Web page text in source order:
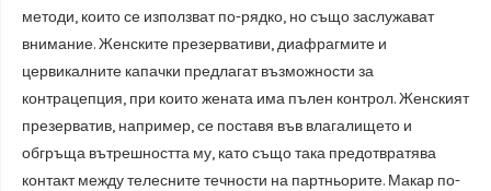
методи, които се използват по-рядко, но също заслужават
внимание. Женските презервативи, диафрагмите и
цервикалните капачки предлагат възможности за
контрацепция, при които жената има пълен контрол. Женският
презерватив, например, се поставя във влагалището и
обгръща вътрешността му, като също така предотвратява
контакт между телесните течности на партньорите. Макар по-